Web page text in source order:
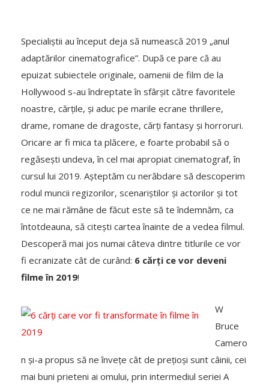
Specialiștii au început deja să numească 2019 „anul
adaptărilor cinematografice”. După ce pare că au
epuizat subiectele originale, oamenii de film de la
Hollywood s-au îndreptate în sfârșit către favoritele
noastre, cărțile, și aduc pe marile ecrane thrillere,
drame, romane de dragoste, cărți fantasy și horroruri.
Oricare ar fi mica ta plăcere, e foarte probabil să o
regăsești undeva, în cel mai apropiat cinematograf, în
cursul lui 2019. Așteptăm cu nerăbdare să descoperim
rodul muncii regizorilor, scenariștilor și actorilor și tot
ce ne mai rămâne de făcut este să te îndemnăm, ca
întotdeauna, să citești cartea înainte de a vedea filmul.
Descoperă mai jos numai câteva dintre titlurile ce vor
fi ecranizate cât de curând: 6 cărți ce vor deveni
filme în 2019!
W
Bruce
Camero
n și-a propus să ne învețe cât de prețioși sunt câinii, cei
mai buni prieteni ai omului, prin intermediul seriei A